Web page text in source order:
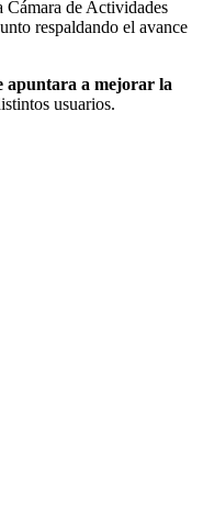
de Actividades
respaldando el avance
apuntara a mejorar la
usuarios.